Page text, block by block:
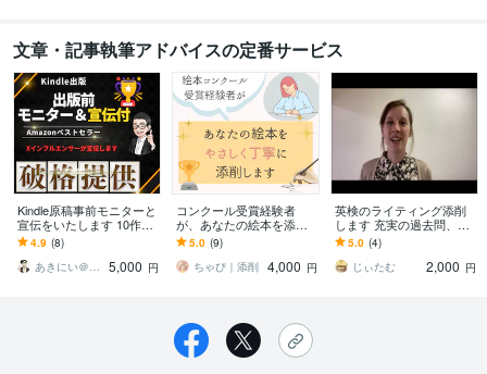
文章・記事執筆アドバイスの定番サービス
Kindle原稿事前モニターと
宣伝をいたします 10作連
続べストセラー獲得中、5
冠達成。コンサル生も獲
得
4.9 (8)
あきにい＠kindle出版プロデューサー
5,000 円
コンクール受賞経験者
が、あなたの絵本を添削
します 大切な作品に寄り
添い、ブラッシュアップ
のお手伝いをします。
5.0 (9)
ちゃぴ｜添削 4,000 円
英検のライティング添削
します 充実の過去問、予
想問題を低価格で専門的
に添削！
5.0 (4)
じぃたむ
2,000 円